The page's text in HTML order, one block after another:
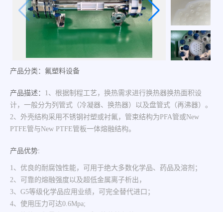
产品分类：氟塑料设备
产品描述： 1、根据制程工艺，换热需求进行换热器换热面积设
计，一般分为列管式（冷凝器、换热器）以及盘管式（再沸器）。
2、外壳结构采用不锈钢衬塑或衬氟，管束结构为PFA管或New
PTFE管与New PTFE管板一体熔融结构。
产品优势:
1、优良的耐腐蚀性能，可用于绝大多数化学品、药品及溶剂；
2、可靠的熔融强度以及超低金属离子析出，
3、G5等级化学品应用业绩，可完全替代进口；
4、使用压力可达0.6Mpa;